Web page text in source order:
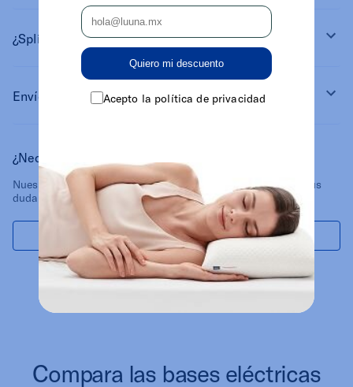
¿Split King o Tamaño King?
Envío gratis y devoluciones
¿Necesitas ayuda?
Nuestros especialistas están disponibles para responder tus
dudas.
Llámanos Escríbenos
Compara las bases eléctricas
Quiero mi descuento
Acepto la política de privacidad